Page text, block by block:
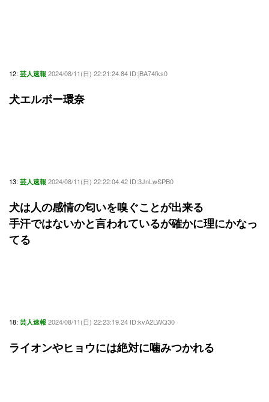
12: 芸人速報 2024/08/11(日) 22:21:24.84 ID:jBA74fks0
犬エルボー環奈
13: 芸人速報 2024/08/11(日) 22:22:04.42 ID:3JnLwSPB0
犬は人の感情の匂いを嗅ぐことが出来る
手汗ではないかと言われているが確かに理にかなっ
てる
18: 芸人速報 2024/08/11(日) 22:23:19.24 ID:kvA2LWQ30
ライオンやヒョウには絶対に噛みつかれる